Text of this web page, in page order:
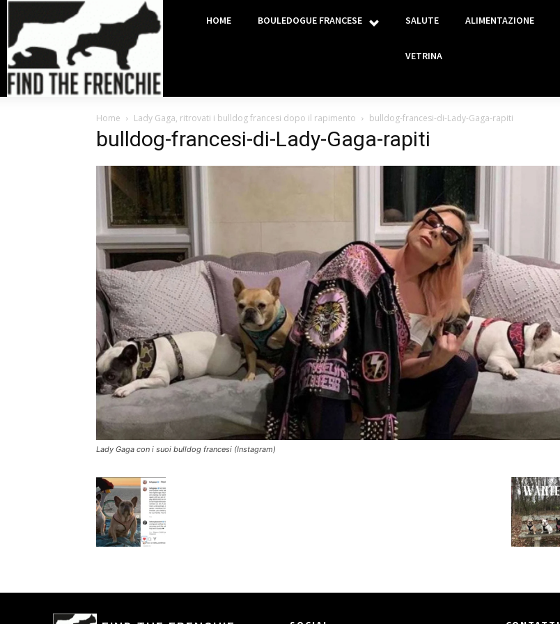
HOME BOULEDOGUE FRANCESE SALUTE ALIMENTAZIONE
VETRINA
Home Lady Gaga, ritrovati i bulldog francesi dopo il rapimento bulldog-francesi-di-Lady-Gaga-rapiti
bulldog-francesi-di-Lady-Gaga-rapiti
Lady Gaga con i suoi bulldog francesi (Instagram)